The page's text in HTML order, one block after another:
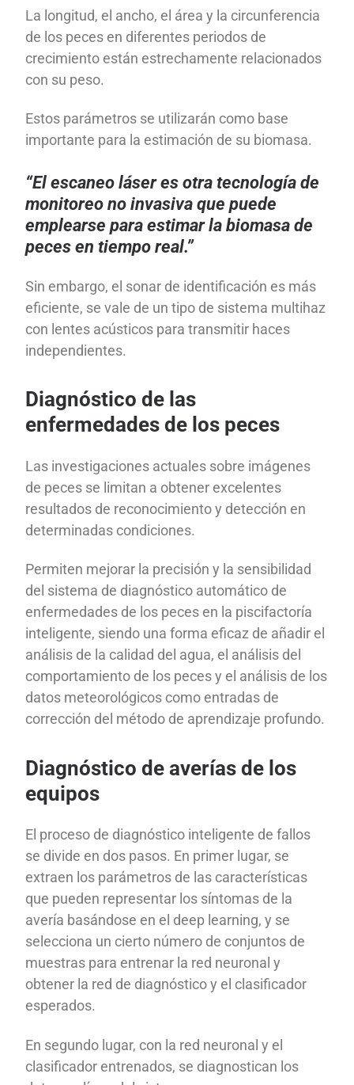
La longitud, el ancho, el área y la circunferencia
de los peces en diferentes periodos de
crecimiento están estrechamente relacionados
con su peso.
Estos parámetros se utilizarán como base
importante para la estimación de su biomasa.
“El escaneo láser es otra tecnología de
monitoreo no invasiva que puede
emplearse para estimar la biomasa de
peces en tiempo real.”
Sin embargo, el sonar de identificación es más
eficiente, se vale de un tipo de sistema multihaz
con lentes acústicos para transmitir haces
independientes.
Diagnóstico de las
enfermedades de los peces
Las investigaciones actuales sobre imágenes
de peces se limitan a obtener excelentes
resultados de reconocimiento y detección en
determinadas condiciones.
Permiten mejorar la precisión y la sensibilidad
del sistema de diagnóstico automático de
enfermedades de los peces en la piscifactoría
inteligente, siendo una forma eficaz de añadir el
análisis de la calidad del agua, el análisis del
comportamiento de los peces y el análisis de los
datos meteorológicos como entradas de
corrección del método de aprendizaje profundo.
Diagnóstico de averías de los
equipos
El proceso de diagnóstico inteligente de fallos
se divide en dos pasos. En primer lugar, se
extraen los parámetros de las características
que pueden representar los síntomas de la
avería basándose en el deep learning, y se
selecciona un cierto número de conjuntos de
muestras para entrenar la red neuronal y
obtener la red de diagnóstico y el clasificador
esperados.
En segundo lugar, con la red neuronal y el
clasificador entrenados, se diagnostican los